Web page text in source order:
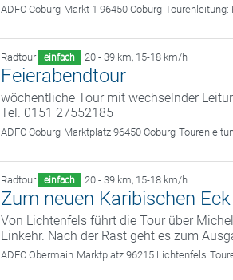
ADFC Coburg Markt 1 96450 Coburg Tourenleitung:
Radtour einfach 20 - 39 km, 15-18 km/h
Feierabendtour
wöchentliche Tour mit wechselnder
Tel. 0151 27552185
ADFC Coburg Marktplatz 96450 Coburg
Radtour einfach 20 - 39 km, 15-18 km/h
Zum neuen Karibischen
Von Lichtenfels führt die Tour über
Einkehr. Nach der Rast geht es zum
ADFC Obermain Marktplatz 96215 Lichtenfels